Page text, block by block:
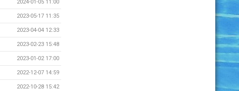
2024-01-05 11:00
2023-05-17 11:35
2023-04-04 12:33
2023-02-23 15:48
2023-01-02 17:00
2022-12-07 14:59
2022-10-28 15:42